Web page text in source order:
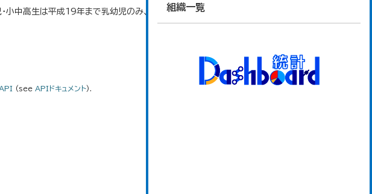
組織一覧
中高生は平成19年まで乳幼児のみ、平成20年度から令和元年度までは乳
API (see APIドキュメント).